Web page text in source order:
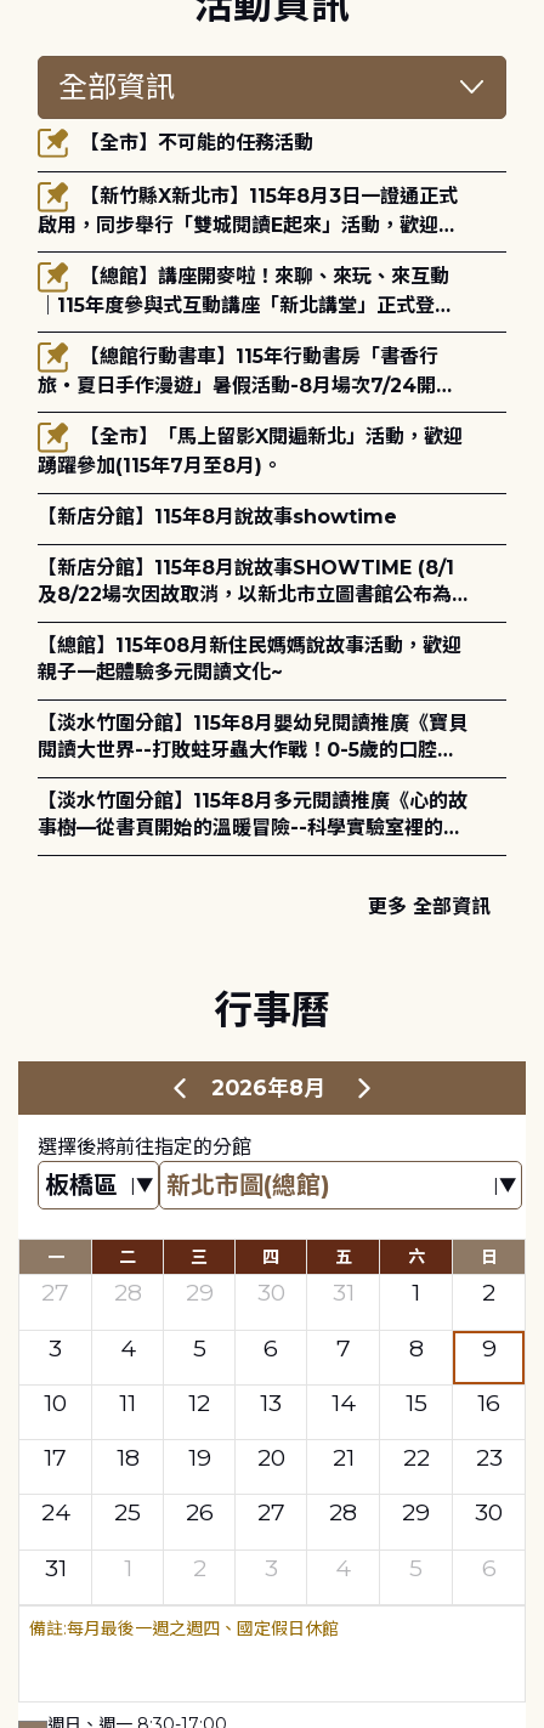
【全市】不可能的任務活動
啟用，同步舉行「雙城閱讀E起來」活動，歡迎踴
躍參加(115年8月3日至10月4日)。
｜115年度參與式互動講座「新北講堂」正式登
場！
旅・夏日手作漫遊」暑假活動-8月場次7/24開始
報名
踴躍參加(115年7月至8月)。
【新店分館】115年8月說故事showtime
【新店分館】115年8月說故事SHOWTIME (8/1
及8/22場次因故取消，以新北市立圖書館公布為
主)
【總館】115年08月新住民媽媽說故事活動，歡迎
親子一起體驗多元閱讀文化~
【淡水竹圍分館】115年8月嬰幼兒閱讀推廣《寶貝
閱讀大世界--打敗蛀牙蟲大作戰！0-5歲的口腔照
護全攻略》
【淡水竹圍分館】115年8月多元閱讀推廣《心的故
事樹—從書頁開始的溫暖冒險--科學實驗室裡的放
電章魚》
更多 全部資訊
行事曆
2026年8月
選擇後將前往指定的分館
一 二 三 四 五 六 日
27 28 29 30 31 1
2
3
4 5 6 7 8
9
10
11 12 13 14 15
16
17
18 19 20 21 22
23
24
25 26 27 28 29
30
31
1 2 3 4 5 6
每月最後一週之週四、國定假日休館